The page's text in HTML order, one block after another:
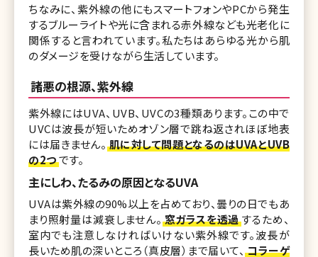
ちなみに、紫外線の他にもスマートフォンやPCから発生
するブルーライトや光に含まれる赤外線なども光老化に
関係すると言われています。私たちはあらゆる光から肌
のダメージを受けながら生活しています。
諸悪の根源、紫外線
紫外線にはUVA、UVB、UVCの3種類あります。この中で
UVCは波長が短いためオゾン層で跳ね返されほぼ地表
には届きません。 肌に対して問題となるのはUVAとUVB
の2つです。
主にしわ、たるみの原因となるUVA
UVAは紫外線の90%以上を占めており、曇りの日でもあ
まり照射量は減衰しません。 窓ガラスを透過するため、
室内でも注意しなければいけない紫外線です。波長が
長いため肌の深いところ（真皮層）まで届いて、 コラーゲ